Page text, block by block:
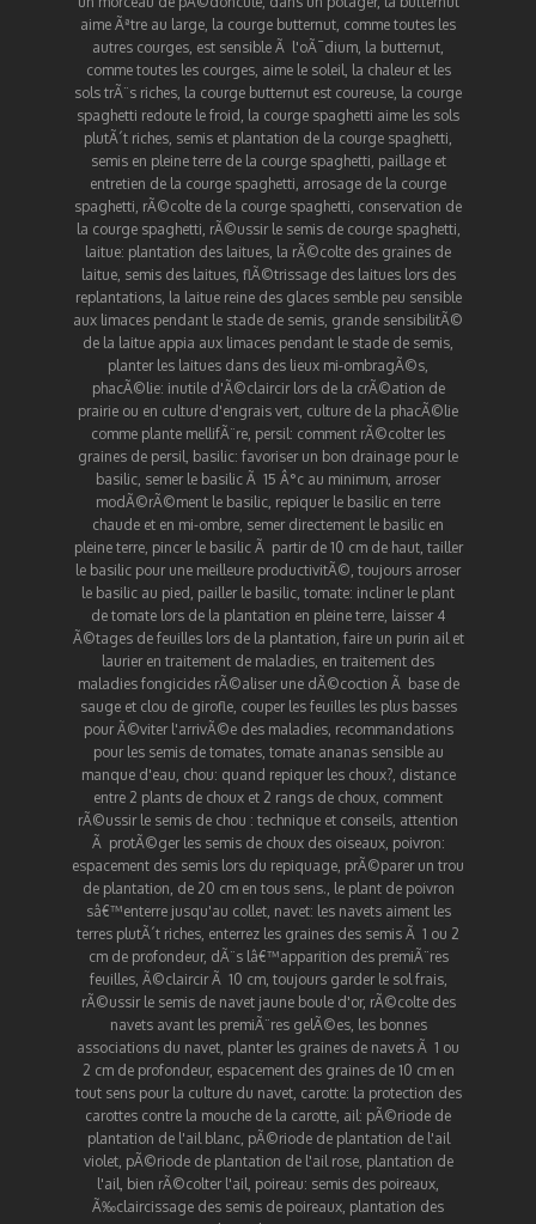
aime Ãªtre au large, la courge butternut, comme toutes les
autres courges, est sensible Ã l'oÃ¯dium, la butternut,
comme toutes les courges, aime le soleil, la chaleur et les
sols trÃ¨s riches, la courge butternut est coureuse, la courge
spaghetti redoute le froid , la courge spaghetti aime les sols
plutÃ´t riches, semis et plantation de la courge spaghetti,
semis en pleine terre de la courge spaghetti, paillage et
entretien de la courge spaghetti, arrosage de la courge
spaghetti, rÃ©colte de la courge spaghetti, conservation de
la courge spaghetti, rÃ©ussir le semis de courge spaghetti,
laitue: plantation des laitues, la rÃ©colte des graines de
laitue, semis des laitues, flÃ©trissage des laitues lors des
replantations, la laitue reine des glaces semble peu sensible
aux limaces pendant le stade de semis, grande sensibilitÃ©
de la laitue appia aux limaces pendant le stade de semis,
planter les laitues dans des lieux mi-ombragÃ©s,
phacÃ©lie: inutile d'Ã©claircir lors de la crÃ©ation de
prairie ou en culture d'engrais vert, culture de la phacÃ©lie
comme plante mellifÃ¨re, persil: comment rÃ©colter les
graines de persil, basilic: favoriser un bon drainage pour le
basilic, semer le basilic Ã 15 Â°c au minimum, arroser
modÃ©rÃ©ment le basilic, repiquer le basilic en terre
chaude et en mi-ombre, semer directement le basilic en
pleine terre, pincer le basilic Ã partir de 10 cm de haut, tailler
le basilic pour une meilleure productivitÃ©, toujours arroser
le basilic au pied , pailler le basilic, tomate: incliner le plant
de tomate lors de la plantation en pleine terre, laisser 4
Ã©tages de feuilles lors de la plantation, faire un purin ail et
laurier en traitement de maladies, en traitement des
maladies fongicides rÃ©aliser une dÃ©coction Ã base de
sauge et clou de girofle, couper les feuilles les plus basses
pour Ã©viter l'arrivÃ©e des maladies, recommandations
pour les semis de tomates, tomate ananas sensible au
manque d'eau, chou: quand repiquer les choux?, distance
entre 2 plants de choux et 2 rangs de choux, comment
rÃ©ussir le semis de chou : technique et conseils, attention
Ã protÃ©ger les semis de choux des oiseaux, poivron:
espacement des semis lors du repiquage, prÃ©parer un trou
de plantation, de 20 cm en tous sens., le plant de poivron
sâ€™enterre jusqu'au collet, navet: les navets aiment les
terres plutÃ´t riches, enterrez les graines des semis Ã 1 ou 2
cm de profondeur, dÃ¨s lâ€™apparition des premiÃ¨res
feuilles, Ã©claircir Ã 10 cm, toujours garder le sol frais,
rÃ©ussir le semis de navet jaune boule d'or, rÃ©colte des
navets avant les premiÃ¨res gelÃ©es, les bonnes
associations du navet, planter les graines de navets Ã 1 ou
2 cm de profondeur, espacement des graines de 10 cm en
tout sens pour la culture du navet, carotte: la protection des
carottes contre la mouche de la carotte, ail: pÃ©riode de
plantation de l'ail blanc, pÃ©riode de plantation de l'ail
violet, pÃ©riode de plantation de l'ail rose, plantation de
l'ail, bien rÃ©colter l'ail, poireau: semis des poireaux,
Ã‰claircissage des semis de poireaux, plantation des